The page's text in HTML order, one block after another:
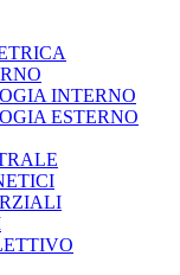
INTERNO
ESTERNO